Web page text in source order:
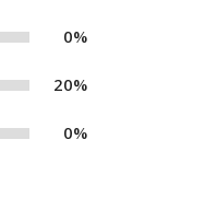
0%
20%
0%